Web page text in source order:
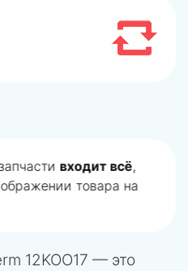
входит всё,
товара на
12KOO17 — это